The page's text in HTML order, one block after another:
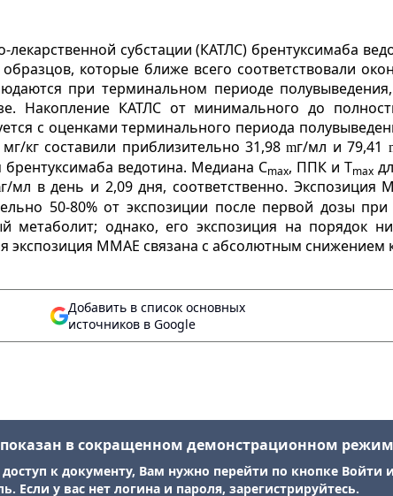
субстации (КАТЛС) брентуксимаба
которые ближе всего соответствовали
при терминальном периоде
Накопление КАТЛС от минимального до
с оценками терминального периода
кг составили приблизительно 31,98mг/мл и 79,41
ведотина. Медиана Cmax, ППК и Tmax
г/мл в день и 2,09 дня, соответственно.
50-80% от экспозиции после первой дозы
метаболит; однако, его экспозиция на порядок
экспозиция ММАЕ связана с абсолютным снижением
Добавить в список основных
источников в Google
в сокращенном демонстрационном
к документу, Вам нужно перейти по кнопке Войти
Если у вас нет логина и пароля, зарегистрируйтесь.